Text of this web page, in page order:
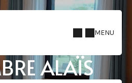
MENU
ALAÏS